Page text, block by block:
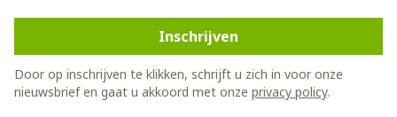
Inschrijven
Door op inschrijven te klikken, schrijft u zich in voor onze
nieuwsbrief en gaat u akkoord met onze privacy policy.